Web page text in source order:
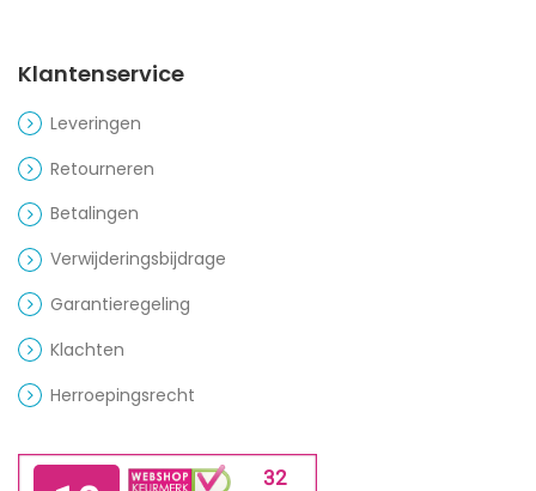
Klantenservice
Leveringen
Retourneren
Betalingen
Verwijderingsbijdrage
Garantieregeling
Klachten
Herroepingsrecht